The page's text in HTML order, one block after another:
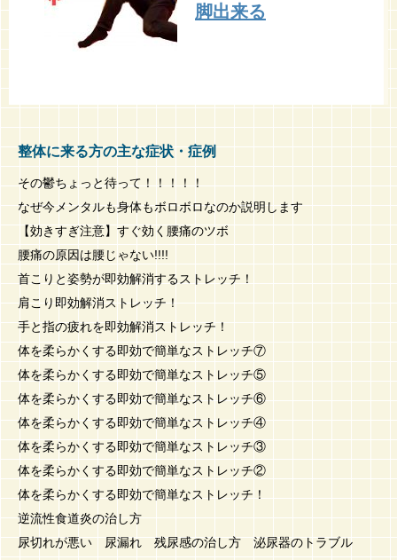
脚出来る
整体に来る方の主な症状・症例
その鬱ちょっと待って！！！！！
なぜ今メンタルも身体もボロボロなのか説明します
【効きすぎ注意】すぐ効く腰痛のツボ
腰痛の原因は腰じゃない!!!!
首こりと姿勢が即効解消するストレッチ！
肩こり即効解消ストレッチ！
手と指の疲れを即効解消ストレッチ！
体を柔らかくする即効で簡単なストレッチ⑦
体を柔らかくする即効で簡単なストレッチ⑤
体を柔らかくする即効で簡単なストレッチ⑥
体を柔らかくする即効で簡単なストレッチ④
体を柔らかくする即効で簡単なストレッチ③
体を柔らかくする即効で簡単なストレッチ②
体を柔らかくする即効で簡単なストレッチ！
逆流性食道炎の治し方
尿切れが悪い 尿漏れ 残尿感の治し方 泌尿器のトラブル